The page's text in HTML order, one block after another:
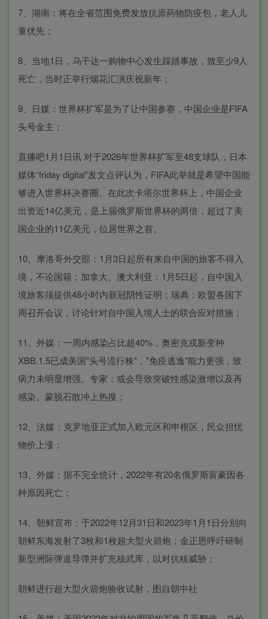
7、湖南：将在全省范围免费发放抗原药物防疫包，老人儿
童优先；
8、当地1日，乌干达一购物中心发生踩踏事故，致至少9人
死亡，当时正举行烟花汇演庆祝新年；
9、日媒：世界杯扩军是为了让中国参赛，中国企业是FIFA
头号金主；
直播吧1月1日讯 对于2026年世界杯扩军至48支球队，日本
媒体“friday digital”发文点评认为，FIFA此举就是希望中国能
够进入世界杯决赛圈。在此次卡塔尔世界杯上，中国企业
出资近14亿美元，是上届俄罗斯世界杯的两倍，超过了美
国企业的11亿美元，位居世界之首。
10、摩洛哥外交部：1月3日起所有来自中国的旅客不得入
境，不论国籍；加拿大、澳大利亚：1月5日起，自中国入
境旅客须提供48小时内新冠阴性证明；瑞典：欧盟各国下
周召开会议，讨论针对自中国入境人士的联合应对措施；
11、外媒：一周内感染占比超40%，奥密克戎新变种
XBB.1.5已成美国"头号流行株"，"免疫逃逸"能力更强，致
病力未明显增强。专家：或会导致突破性感染激增以及再
感染。蒙脱石散冲上热搜；
12、法媒：克罗地亚正式加入欧元区和申根区，民众担忧
物价上涨；
13、外媒：据不完全统计，2022年有20名俄罗斯富豪因各
种原因死亡；
14、朝鲜宣布：于2022年12月31日和2023年1月1日分别向
朝鲜东海发射了3枚和1枚超大型火箭炮；金正恩呼吁研制
新型洲际弹道导弹并扩充核武库，以对抗核威胁；
朝鲜进行超大型火箭炮验收试射，图自朝中社